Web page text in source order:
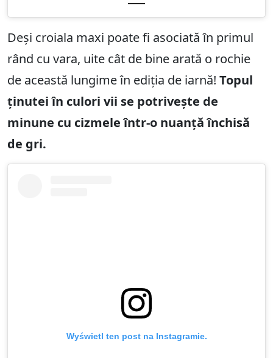
Deși croiala maxi poate fi asociată în primul
rând cu vara, uite cât de bine arată o rochie
de această lungime în ediția de iarnă! Topul
ținutei în culori vii se potrivește de
minune cu cizmele într-o nuanță închisă
de gri.
Wyświetl ten post na Instagramie.